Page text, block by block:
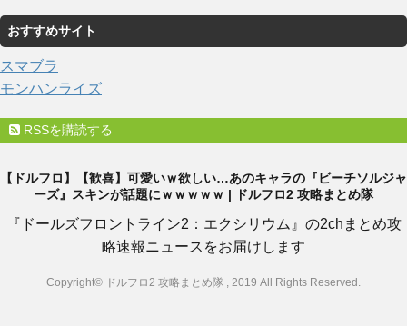
おすすめサイト
スマブラ
モンハンライズ
RSSを購読する
【ドルフロ】【歓喜】可愛いｗ欲しい…あのキャラの『ビーチソルジャ
ーズ』スキンが話題にｗｗｗｗｗ | ドルフロ2 攻略まとめ隊
『ドールズフロントライン2：エクシリウム』の2chまとめ攻
略速報ニュースをお届けします
Copyright© ドルフロ2 攻略まとめ隊 , 2019 All Rights Reserved.